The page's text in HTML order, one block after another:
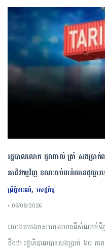
រដ្ឋបាលលោក ដូណាល់ ត្រាំ សងប្រាក់
អាជីវកម្មវិញ ខណៈរាប់ពាន់លានដុល្លា
ព្រឹត្តិការណ៍, សេដ្ឋកិច្ច
• 06/08/2026
យោងតាមឯកសារតុលាការពីសំណាក់ទីភ្ន
ដឹងថា រដ្ឋាភិបាលបានសងប្រាក់ ៦